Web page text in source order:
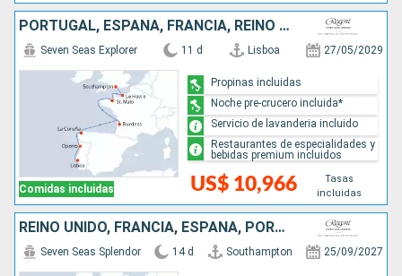
PORTUGAL, ESPAÑA, FRANCIA, REINO UNIDO
Comidas incluidas
Seven Seas Explorer 11 d Lisboa 27/05/2029
US$ 10,966
Tasas
incluidas
Propinas incluidas
Noche pre-crucero incluida*
Servicio de lavanderia incluido
Restaurantes de especialidades y
bebidas premium incluidos
REINO UNIDO, FRANCIA, ESPAÑA, PORTUGAL
Seven Seas Splendor 14 d Southampton 25/09/2027